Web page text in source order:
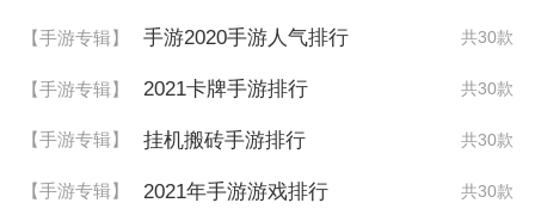
【手游专辑】 手游2020手游人气排行 共30款
【手游专辑】 2021卡牌手游排行 共30款
【手游专辑】 挂机搬砖手游排行 共30款
【手游专辑】 2021年手游游戏排行 共30款